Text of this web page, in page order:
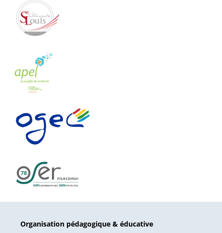
Organisation pédagogique & éducative